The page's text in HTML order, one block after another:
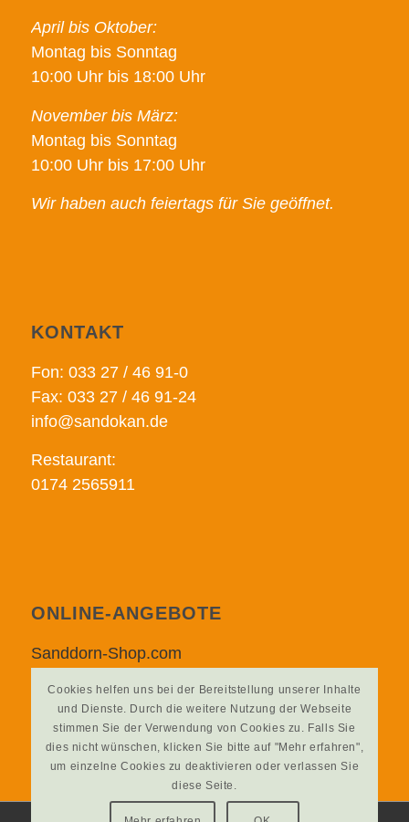
April bis Oktober:
Montag bis Sonntag
10:00 Uhr bis 18:00 Uhr
November bis März:
Montag bis Sonntag
10:00 Uhr bis 17:00 Uhr
Wir haben auch feiertags für Sie geöffnet.
KONTAKT
Fon: 033 27 / 46 91-0
Fax: 033 27 / 46 91-24
info@sandokan.de
Restaurant:
0174 2565911
ONLINE-ANGEBOTE
Sanddorn-Shop.com
Sanddorn-Garten-Petzow.de
Cookies helfen uns bei der Bereitstellung unserer Inhalte
und Dienste. Durch die weitere Nutzung der Webseite
stimmen Sie der Verwendung von Cookies zu. Falls Sie
dies nicht wünschen, klicken Sie bitte auf "Mehr erfahren",
um einzelne Cookies zu deaktivieren oder verlassen Sie
diese Seite.